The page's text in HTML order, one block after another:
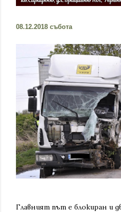
08.12.2018 събота
Главният път е блокиран и